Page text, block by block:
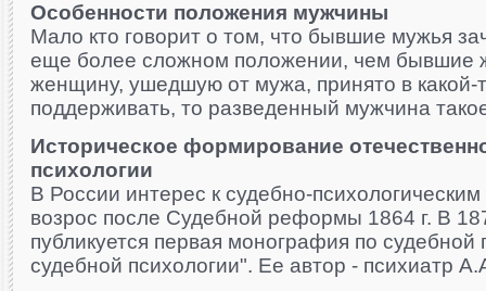
Особенности положения мужчины
Мало кто говорит о том, что бывшие мужья
еще более сложном положении, чем бывшие
женщину, ушедшую от мужа, принято в какой-
поддерживать, то разведенный мужчина
Историческое формирование
психологии
В России интерес к судебно-
возрос после Судебной реформы 1864 г. В
публикуется первая монография по судебной
судебной психологии". Ее автор - психиатр